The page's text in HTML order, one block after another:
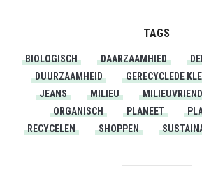
TAGS
BIOLOGISCH DAARZAAMHIED
DUURZAAMHEID
GERECYCLEDE
JEANS
MILIEU
ORGANISCH
PLANEET
RECYCELEN
SHOPPEN